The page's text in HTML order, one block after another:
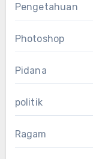
Pengetahuan
Photoshop
Pidana
politik
Ragam